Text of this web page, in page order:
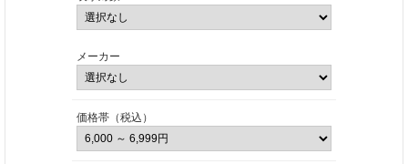
メーカー
価格帯（税込）